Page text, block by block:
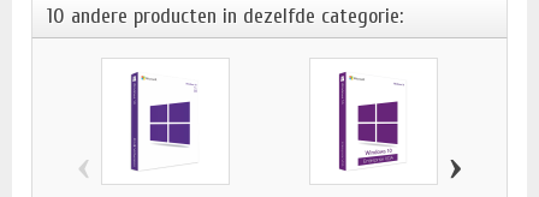
10 andere producten in dezelfde categorie:
‹ ›